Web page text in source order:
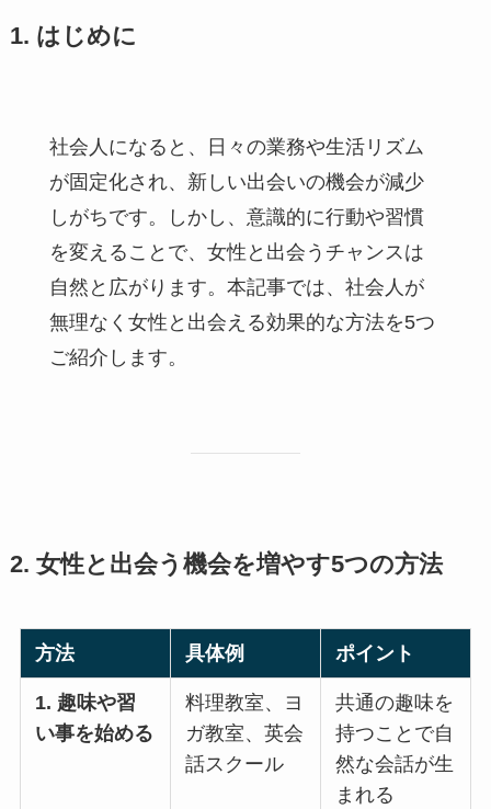
1. はじめに
社会人になると、日々の業務や生活リズム
が固定化され、新しい出会いの機会が減少
しがちです。しかし、意識的に行動や習慣
を変えることで、女性と出会うチャンスは
自然と広がります。本記事では、社会人が
無理なく女性と出会える効果的な方法を5つ
ご紹介します。
2. 女性と出会う機会を増やす5つの方法
方法 具体例 ポイント
1. 趣味や習
い事を始める
料理教室、ヨ
ガ教室、英会
話スクール
共通の趣味を
持つことで自
然な会話が生
まれる